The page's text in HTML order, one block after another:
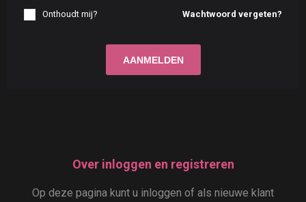
Wachtwoord vergeten?
Onthoudt mij?
Over inloggen en registreren
Op deze pagina kunt u inloggen of als nieuwe klant